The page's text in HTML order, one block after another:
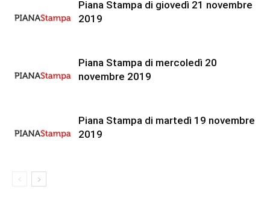
Piana Stampa di giovedì 21 novembre
2019
Piana Stampa di mercoledì 20
novembre 2019
Piana Stampa di martedì 19 novembre
2019